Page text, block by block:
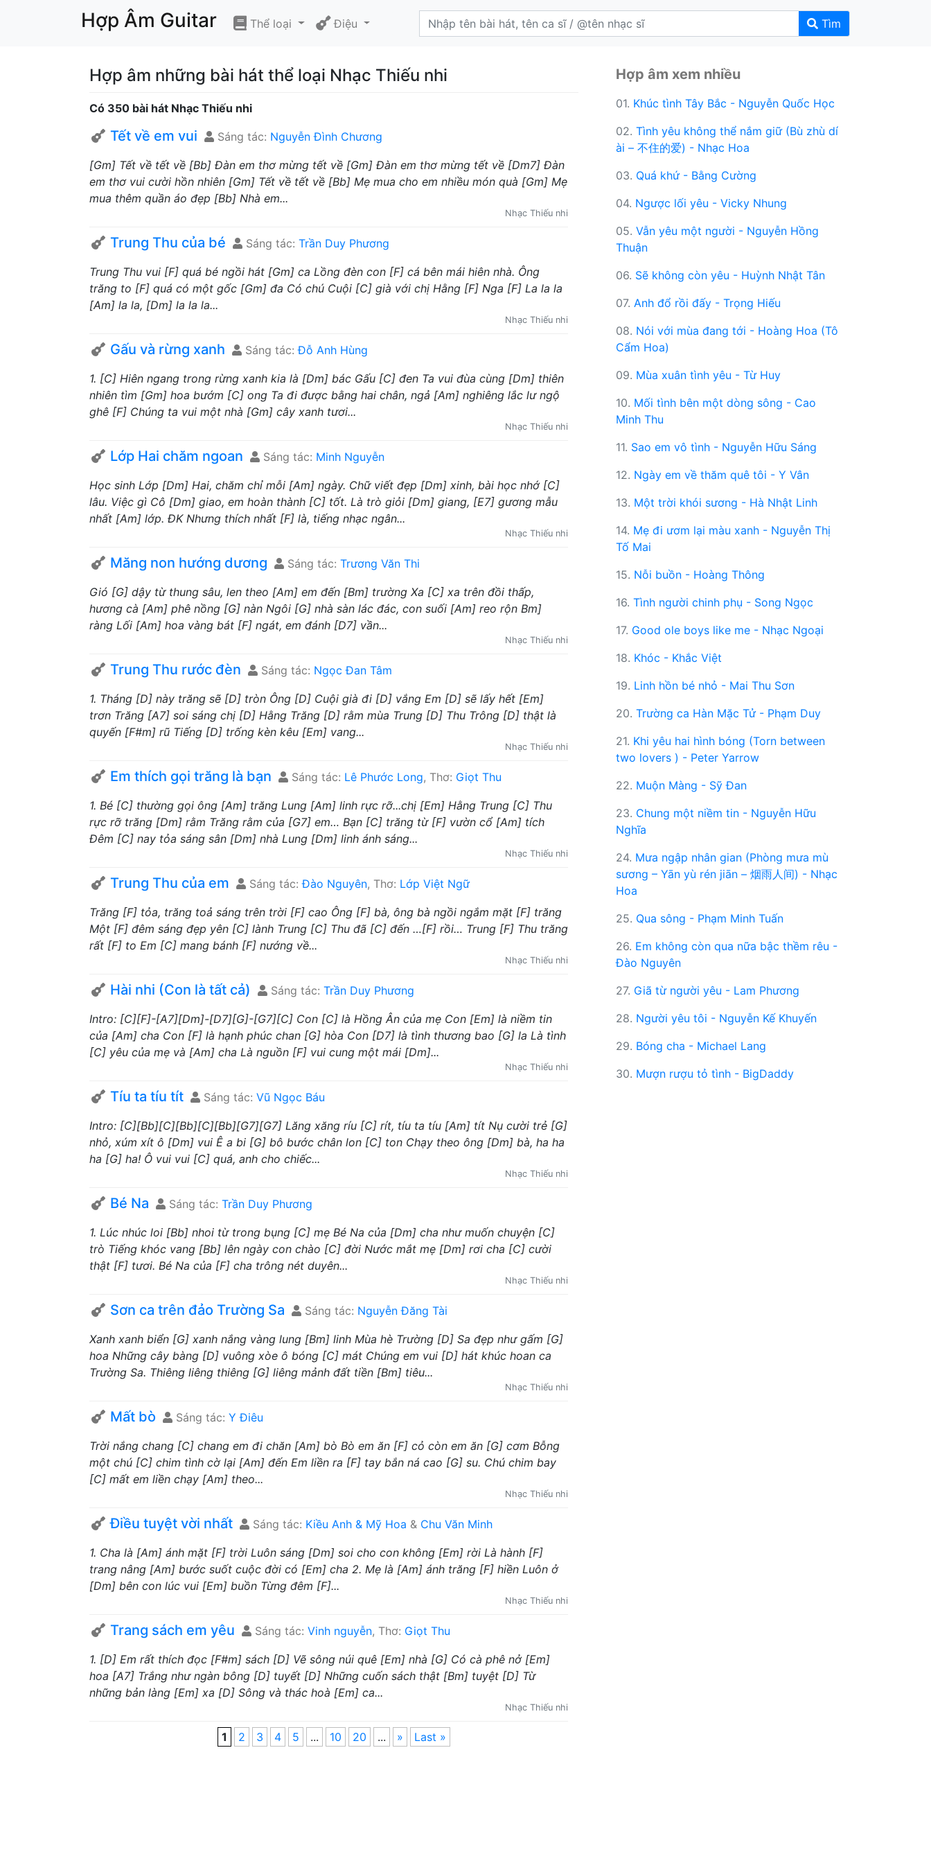
Hợp Âm Guitar Thể loại Điệu Tìm
Hợp âm những bài hát thể loại Nhạc Thiếu nhi
Có 350 bài hát Nhạc Thiếu nhi
Tết về em vui Sáng tác: Nguyễn Đình Chương
[Gm] Tết về tết về [Bb] Đàn em thơ mừng tết về [Gm] Đàn em thơ mừng tết về [Dm7] Đàn
em thơ vui cười hồn nhiên [Gm] Tết về tết về [Bb] Mẹ mua cho em nhiều món quà [Gm] Mẹ
mua thêm quần áo đẹp [Bb] Nhà em...
Nhạc Thiếu nhi
Trung Thu của bé Sáng tác: Trần Duy Phương
Trung Thu vui [F] quá bé ngồi hát [Gm] ca Lồng đèn con [F] cá bên mái hiên nhà. Ông
trăng to [F] quá có một gốc [Gm] đa Có chú Cuội [C] già với chị Hằng [F] Nga [F] La la la
[Am] la la, [Dm] la la la...
Nhạc Thiếu nhi
Gấu và rừng xanh Sáng tác:Đỗ Anh Hùng
1. [C] Hiên ngang trong rừng xanh kia là [Dm] bác Gấu [C] đen Ta vui đùa cùng [Dm] thiên
nhiên tìm [Gm] hoa bướm [C] ong Ta đi được bằng hai chân, ngả [Am] nghiêng lắc lư ngộ
ghê [F] Chúng ta vui một nhà [Gm] cây xanh tươi...
Nhạc Thiếu nhi
Lớp Hai chăm ngoan Sáng tác: Minh Nguyễn
Học sinh Lớp [Dm] Hai, chăm chỉ mỗi [Am] ngày. Chữ viết đẹp [Dm] xinh, bài học nhớ [C]
lâu. Việc gì Cô [Dm] giao, em hoàn thành [C] tốt. Là trò giỏi [Dm] giang, [E7] gương mẫu
nhất [Am] lớp. ĐK Nhưng thích nhất [F] là, tiếng nhạc ngân...
Nhạc Thiếu nhi
Măng non hướng dương Sáng tác: Trương Văn Thi
Gió [G] dậy từ thung sâu, len theo [Am] em đến [Bm] trường Xa [C] xa trên đồi thấp,
hương cà [Am] phê nồng [G] nàn Ngôi [G] nhà sàn lác đác, con suối [Am] reo rộn Bm]
ràng Lối [Am] hoa vàng bát [F] ngát, em đánh [D7] vần...
Nhạc Thiếu nhi
Trung Thu rước đèn Sáng tác: Ngọc Đan Tâm
1. Tháng [D] này trăng sẽ [D] tròn Ông [D] Cuội già đi [D] vắng Em [D] sẽ lấy hết [Em]
trơn Trăng [A7] soi sáng chị [D] Hằng Trăng [D] rằm mùa Trung [D] Thu Trông [D] thật là
quyến [F#m] rũ Tiếng [D] trống kèn kêu [Em] vang...
Nhạc Thiếu nhi
Em thích gọi trăng là bạn Sáng tác: Lê Phước Long, Thơ: Giọt Thu
1. Bé [C] thường gọi ông [Am] trăng Lung [Am] linh rực rỡ...chị [Em] Hằng Trung [C] Thu
rực rỡ trăng [Dm] rằm Trăng rằm của [G7] em… Bạn [C] trăng từ [F] vườn cổ [Am] tích
Đêm [C] nay tỏa sáng sân [Dm] nhà Lung [Dm] linh ánh sáng...
Nhạc Thiếu nhi
Trung Thu của em Sáng tác:Đào Nguyên, Thơ: Lớp Việt Ngữ
Trăng [F] tỏa, trăng toả sáng trên trời [F] cao Ông [F] bà, ông bà ngồi ngắm mặt [F] trăng
Một [F] đêm sáng đẹp yên [C] lành Trung [C] Thu đã [C] đến …[F] rồi… Trung [F] Thu trăng
rất [F] to Em [C] mang bánh [F] nướng về...
Nhạc Thiếu nhi
Hài nhi (Con là tất cả) Sáng tác: Trần Duy Phương
Intro: [C][F]-[A7][Dm]-[D7][G]-[G7][C] Con [C] là Hồng Ân của mẹ Con [Em] là niềm tin
của [Am] cha Con [F] là hạnh phúc chan [G] hòa Con [D7] là tình thương bao [G] la Là tình
[C] yêu của mẹ và [Am] cha Là nguồn [F] vui cung một mái [Dm]...
Nhạc Thiếu nhi
Tíu ta tíu tít Sáng tác: Vũ Ngọc Báu
Intro: [C][Bb][C][Bb][C][Bb][G7][G7] Lăng xăng ríu [C] rít, tíu ta tíu [Am] tít Nụ cười trẻ [G]
nhỏ, xúm xít ô [Dm] vui Ê a bi [G] bô bước chân lon [C] ton Chạy theo ông [Dm] bà, ha ha
ha [G] ha! Ô vui vui [C] quá, anh cho chiếc...
Nhạc Thiếu nhi
Bé Na Sáng tác: Trần Duy Phương
1. Lúc nhúc loi [Bb] nhoi từ trong bụng [C] mẹ Bé Na của [Dm] cha như muốn chuyện [C]
trò Tiếng khóc vang [Bb] lên ngày con chào [C] đời Nước mắt mẹ [Dm] rơi cha [C] cười
thật [F] tươi. Bé Na của [F] cha trông nét duyên...
Nhạc Thiếu nhi
Sơn ca trên đảo Trường Sa Sáng tác: Nguyễn Đăng Tài
Xanh xanh biển [G] xanh nắng vàng lung [Bm] linh Mùa hè Trường [D] Sa đẹp như gấm [G]
hoa Những cây bàng [D] vuông xòe ô bóng [C] mát Chúng em vui [D] hát khúc hoan ca
Trường Sa. Thiêng liêng thiêng [G] liêng mảnh đất tiền [Bm] tiêu...
Nhạc Thiếu nhi
Mất bò Sáng tác: Y Điêu
Trời nắng chang [C] chang em đi chăn [Am] bò Bò em ăn [F] cỏ còn em ăn [G] cơm Bỗng
một chú [C] chim tình cờ lại [Am] đến Em liền ra [F] tay bắn ná cao [G] su. Chú chim bay
[C] mất em liền chạy [Am] theo...
Nhạc Thiếu nhi
Điều tuyệt vời nhất Sáng tác: Kiều Anh & Mỹ Hoa & Chu Văn Minh
1. Cha là [Am] ánh mặt [F] trời Luôn sáng [Dm] soi cho con không [Em] rời Là hành [F]
trang nâng [Am] bước suốt cuộc đời có [Em] cha 2. Mẹ là [Am] ánh trăng [F] hiền Luôn ở
[Dm] bên con lúc vui [Em] buồn Từng đêm [F]...
Nhạc Thiếu nhi
Trang sách em yêu Sáng tác: Vinh nguyễn, Thơ: Giọt Thu
1. [D] Em rất thích đọc [F#m] sách [D] Vẽ sông núi quê [Em] nhà [G] Có cà phê nở [Em]
hoa [A7] Trắng như ngàn bông [D] tuyết [D] Những cuốn sách thật [Bm] tuyệt [D] Từ
những bản làng [Em] xa [D] Sông và thác hoà [Em] ca...
Nhạc Thiếu nhi
1 2 3 4 5 ... 10 20 ... » Last »
Hợp âm xem nhiều
01. Khúc tình Tây Bắc - Nguyễn Quốc Học
02. Tình yêu không thể nắm giữ (Bù zhù dí
ài – 不住的爱) - Nhạc Hoa
03. Quá khứ - Bằng Cường
04. Ngược lối yêu - Vicky Nhung
05. Vẫn yêu một người - Nguyễn Hồng
Thuận
06. Sẽ không còn yêu - Huỳnh Nhật Tân
07. Anh đổ rồi đấy - Trọng Hiếu
08. Nói với mùa đang tới - Hoàng Hoa (Tô
Cẩm Hoa)
09. Mùa xuân tình yêu - Từ Huy
10. Mối tình bên một dòng sông - Cao
Minh Thu
11. Sao em vô tình - Nguyễn Hữu Sáng
12. Ngày em về thăm quê tôi - Y Vân
13. Một trời khói sương - Hà Nhật Linh
14. Mẹ đi ươm lại màu xanh - Nguyễn Thị
Tố Mai
15. Nỗi buồn - Hoàng Thông
16. Tình người chinh phụ - Song Ngọc
17. Good ole boys like me - Nhạc Ngoại
18. Khóc - Khắc Việt
19. Linh hồn bé nhỏ - Mai Thu Sơn
20. Trường ca Hàn Mặc Tử - Phạm Duy
21. Khi yêu hai hình bóng (Torn between
two lovers ) - Peter Yarrow
22. Muộn Màng - Sỹ Đan
23. Chung một niềm tin - Nguyễn Hữu
Nghĩa
24. Mưa ngập nhân gian (Phòng mưa mù
sương – Yān yù rén jiān – 烟雨人间) - Nhạc
Hoa
25. Qua sông - Phạm Minh Tuấn
26. Em không còn qua nữa bậc thềm rêu -
Đào Nguyên
27. Giã từ người yêu - Lam Phương
28. Người yêu tôi - Nguyễn Kế Khuyến
29. Bóng cha - Michael Lang
30. Mượn rượu tỏ tình - BigDaddy